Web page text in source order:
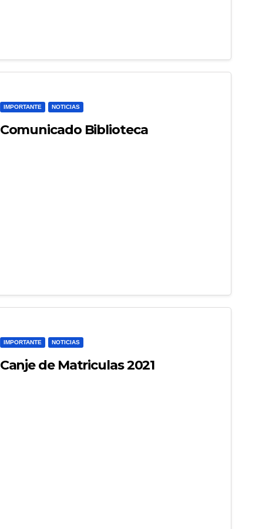
IMPORTANTE NOTICIAS
Comunicado Biblioteca
IMPORTANTE NOTICIAS
Canje de Matriculas 2021